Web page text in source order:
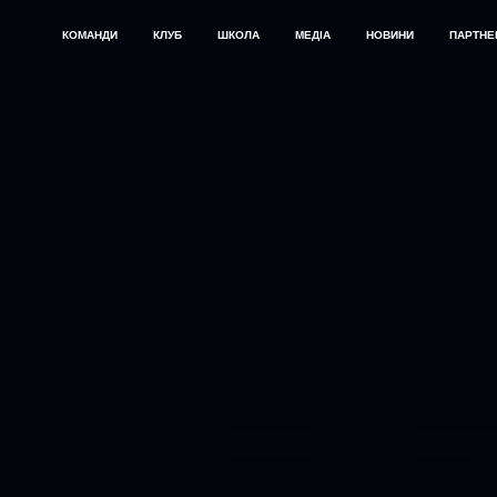
КОМАНДИ КЛУБ ШКОЛА МЕДІА НОВИНИ